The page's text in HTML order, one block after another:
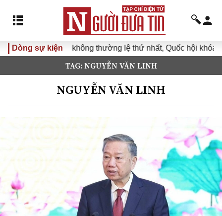
Dòng sự kiện
Kỳ họp không thường lệ thứ nhất, Quốc hội khóa XVI
TAG: NGUYỄN VĂN LINH
NGUYỄN VĂN LINH